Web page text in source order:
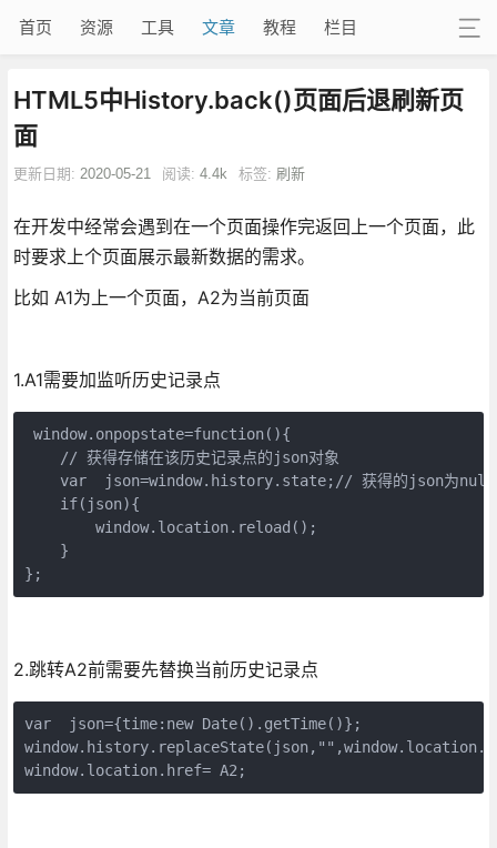
首页 资源 工具 文章 教程 栏目
HTML5中History.back()页面后退刷新页
面
更新日期: 2020-05-21 阅读: 4.4k 标签: 刷新
在开发中经常会遇到在一个页面操作完返回上一个页面，此
时要求上个页面展示最新数据的需求。
比如 A1为上一个页面，A2为当前页面
1.A1需要加监听历史记录点
window.onpopstate=function(){
    // 获得存储在该历史记录点的json对象
var  json=window.history.state;// 获得的json为null
    if(json){
        window.location.reload();
    }
};
2.跳转A2前需要先替换当前历史记录点
var  json={time:new Date().getTime()};
window.location.href= A2;